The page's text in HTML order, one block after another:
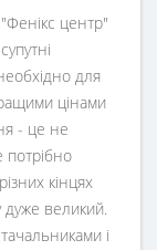
центр"
для
цінами
- це не
потрібно
кінцях
дуже великий.
і